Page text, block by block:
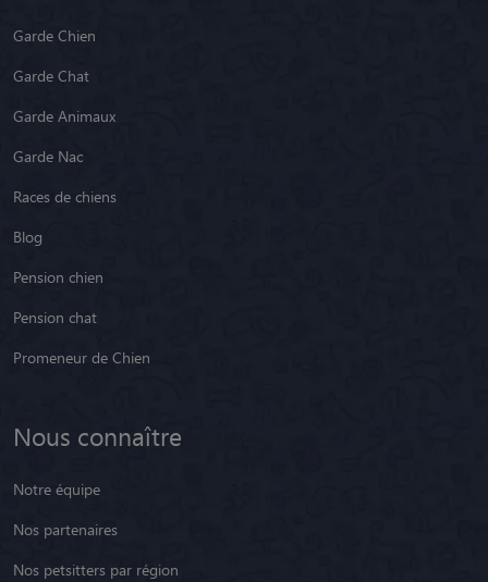
Garde Chien
Garde Chat
Garde Animaux
Garde Nac
Races de chiens
Blog
Pension chien
Pension chat
Promeneur de Chien
Nous connaître
Notre équipe
Nos partenaires
Nos petsitters par région